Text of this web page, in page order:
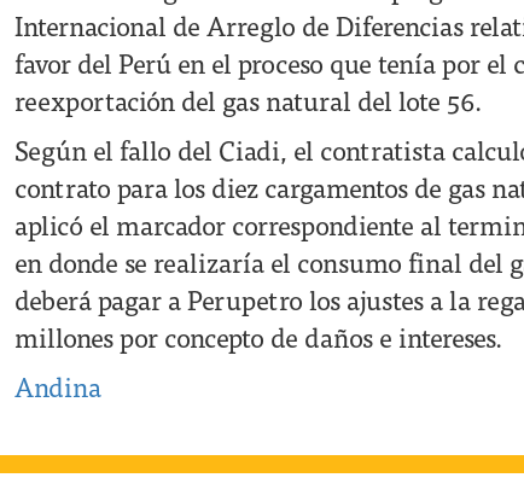
Internacional de Arreglo de Diferencias
favor del Perú en el proceso que tenía por el
reexportación del gas natural del lote 56.
Según el fallo del Ciadi, el contratista
contrato para los diez cargamentos de gas
aplicó el marcador correspondiente al
en donde se realizaría el consumo final del
deberá pagar a Perupetro los ajustes a la
millones por concepto de daños e intereses.
Andina